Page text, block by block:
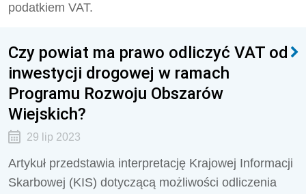
podatkiem VAT.
Czy powiat ma prawo odliczyć VAT od
inwestycji drogowej w ramach
Programu Rozwoju Obszarów
Wiejskich?
29 lip 2023
Artykuł przedstawia interpretację Krajowej Informacji
Skarbowej (KIS) dotyczącą możliwości odliczenia